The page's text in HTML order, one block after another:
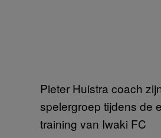
Pieter Huistra coach
spelergroep tijdens de
training van Iwaki FC